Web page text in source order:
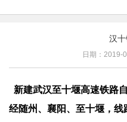
汉
日期：
新建武汉至十堰高速铁路
经随州、襄阳、至十堰，线